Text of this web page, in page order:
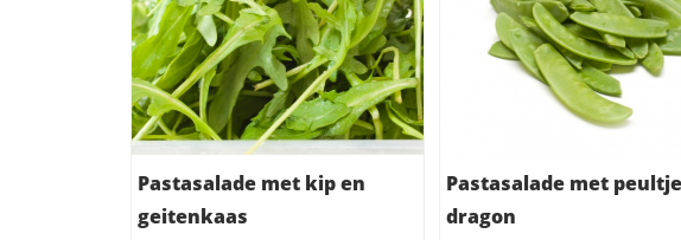
Pastasalade met kip en
geitenkaas
Pastasalade met
dragon